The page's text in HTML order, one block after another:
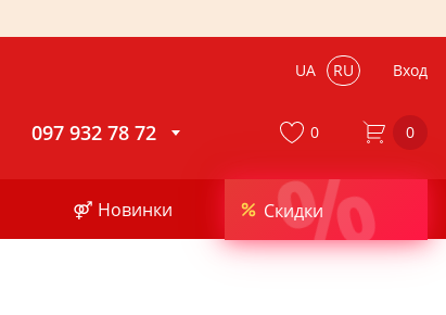
UA RU Вход
097 932 78 72 0
⚤ Новинки %
Скидки
0